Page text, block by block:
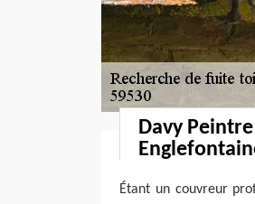
Davy
Étant un couvreur